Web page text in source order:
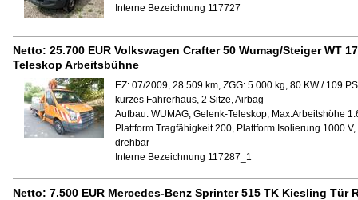
Interne Bezeichnung 117727
Netto: 25.700 EUR Volkswagen Crafter 50 Wumag/Steiger WT
Teleskop Arbeitsbühne
EZ: 07/2009, 28.509 km, ZGG: 5.000 kg, 80 KW / 109
kurzes Fahrerhaus, 2 Sitze, Airbag
Aufbau: WUMAG, Gelenk-Teleskop, Max.Arbeitshöhe
Plattform Tragfähigkeit 200, Plattform Isolierung 1000
drehbar
Interne Bezeichnung 117287_1
Netto: 7.500 EUR Mercedes-Benz Sprinter 515 TK Kiesling Tür